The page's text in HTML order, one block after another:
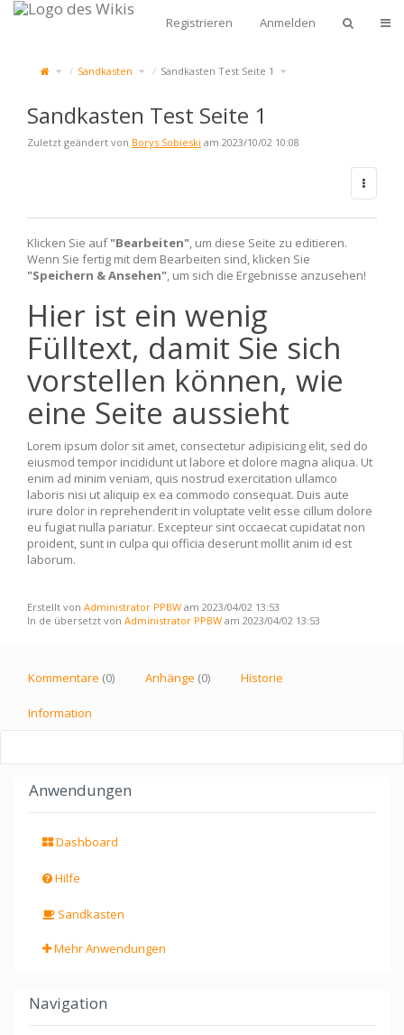
Zum
Start Registrieren Anmelden
Schalte
den
übergeordneten
um.
Sandkasten Schalte
den
Verzeichnisbaum
Sandkasten Test Seite 1 Schalte
den
Verzeichnisbaum
Sandkasten Test Seite 1
Zuletzt geändert von Borys Sobieski am 2023/10/02 10:08
Klicken Sie auf"Bearbeiten" , um diese Seite zu editieren.
Wenn Sie fertig mit dem Bearbeiten sind, klicken Sie
"Speichern & Ansehen" , um sich die Ergebnisse anzusehen!
Hier ist ein wenig
Fülltext, damit Sie sich
vorstellen können, wie
eine Seite aussieht
Lorem ipsum dolor sit amet, consectetur adipisicing elit, sed do
eiusmod tempor incididunt ut labore et dolore magna aliqua. Ut
enim ad minim veniam, quis nostrud exercitation ullamco
laboris nisi ut aliquip ex ea commodo consequat. Duis aute
irure dolor in reprehenderit in voluptate velit esse cillum dolore
eu fugiat nulla pariatur. Excepteur sint occaecat cupidatat non
proident, sunt in culpa qui officia deserunt mollit anim id est
laborum.
Erstellt von Administrator PPBW am 2023/04/02 13:53
In de übersetzt von Administrator PPBW am 2023/04/02 13:53
Kommentare (0) Anhänge (0) Historie
Information
Anwendungen
Dashboard
Hilfe
Sandkasten
Mehr Anwendungen
Navigation